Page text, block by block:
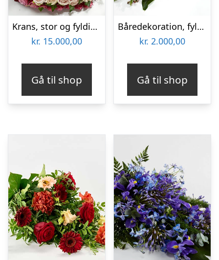
Krans, stor og fyldig – Blomster til begravelse
kr. 15.000,00
Gå til shop
Båredekoration, fyldig – Blomster til begravelse
kr. 2.000,00
Gå til shop